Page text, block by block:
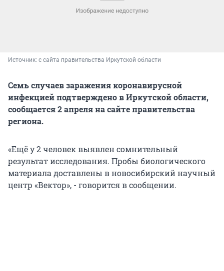
Источник: с сайта правительства Иркутской области
Семь случаев заражения коронавирусной
инфекцией подтверждено в Иркутской области,
сообщается 2 апреля на сайте правительства
региона.
«Ещё у 2 человек выявлен сомнительный
результат исследования. Пробы биологического
материала доставлены в новосибирский научный
центр «Вектор», - говорится в сообщении.